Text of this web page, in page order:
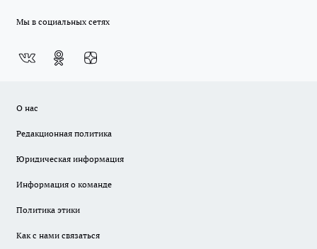
Мы в социальных сетях
О нас
Редакционная политика
Юридическая информация
Информация о команде
Политика этики
Как с нами связаться